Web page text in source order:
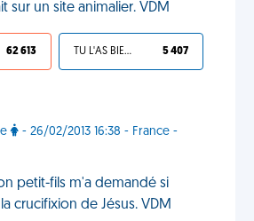
sur un site animalier. VDM
62 613 TU L'AS BIEN MÉRITÉ 5 407
- 26/02/2013 16:38 - France -
petit-fils m'a demandé si
crucifixion de Jésus. VDM